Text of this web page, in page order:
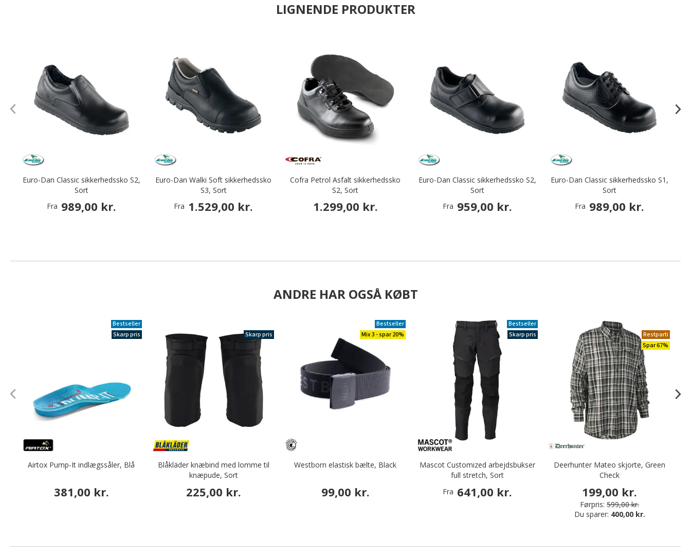
LIGNENDE PRODUKTER
Euro-Dan Classic sikkerhedssko S2,
Sort
Fra 989,00 kr.
Euro-Dan Walki Soft sikkerhedssko
S3, Sort
Fra 1.529,00 kr.
Cofra Petrol Asfalt sikkerhedssko
S2, Sort
1.299,00 kr.
Euro-Dan Classic sikkerhedssko S2,
Sort
Fra 959,00 kr.
Euro-Dan Classic sikkerhedssko S1,
Sort
Fra 989,00 kr.
ANDRE HAR OGSÅ KØBT
Bestseller
Skarp pris
Airtox Pump-It indlægssåler, Blå
381,00 kr.
Skarp pris
Blåkläder knæbind med lomme til
knæpude, Sort
225,00 kr.
Bestseller
Mix 3 - spar 20%
Westborn elastisk bælte, Black
99,00 kr.
Bestseller
Skarp pris
Mascot Customized arbejdsbukser
full stretch, Sort
Fra 641,00 kr.
Restparti
Spar 67%
Deerhunter Mateo skjorte, Green
Check
199,00 kr.
Førpris: 599,00 kr.
Du sparer: 400,00 kr.